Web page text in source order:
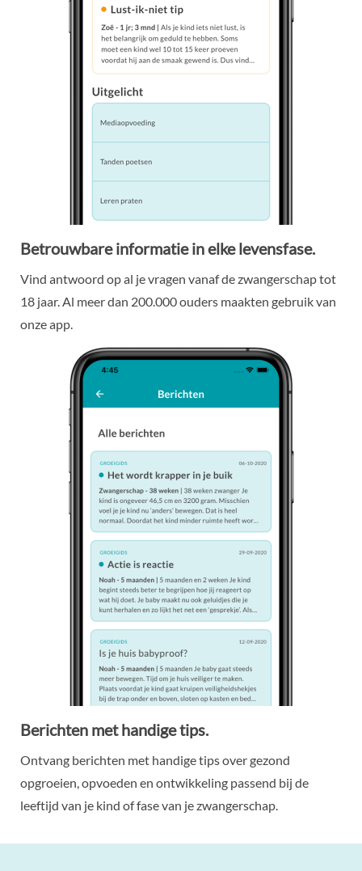
Betrouwbare informatie in elke levensfase.
Vind antwoord op al je vragen vanaf de zwangerschap tot
18 jaar. Al meer dan 200.000 ouders maakten gebruik van
onze app.
Berichten met handige tips.
Ontvang berichten met handige tips over gezond
opgroeien, opvoeden en ontwikkeling passend bij de
leeftijd van je kind of fase van je zwangerschap.